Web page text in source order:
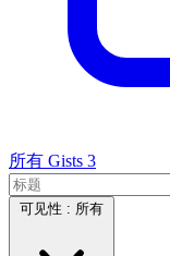
所有 Gists 3
可见性 : 所有